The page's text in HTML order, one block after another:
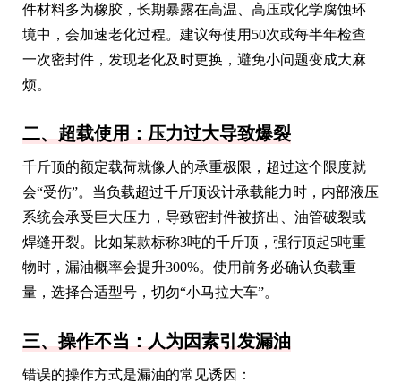
件材料多为橡胶，长期暴露在高温、高压或化学腐蚀环
境中，会加速老化过程。建议每使用50次或每半年检查
一次密封件，发现老化及时更换，避免小问题变成大麻
烦。
二、超载使用：压力过大导致爆裂
千斤顶的额定载荷就像人的承重极限，超过这个限度就
会“受伤”。当负载超过千斤顶设计承载能力时，内部液压
系统会承受巨大压力，导致密封件被挤出、油管破裂或
焊缝开裂。比如某款标称3吨的千斤顶，强行顶起5吨重
物时，漏油概率会提升300%。使用前务必确认负载重
量，选择合适型号，切勿“小马拉大车”。
三、操作不当：人为因素引发漏油
错误的操作方式是漏油的常见诱因：